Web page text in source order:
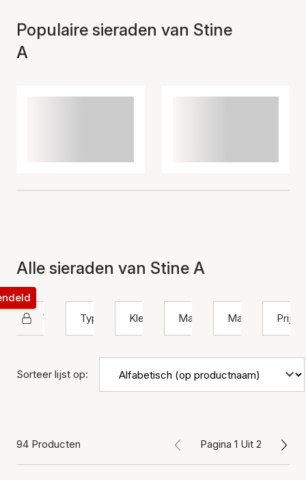
Populaire sieraden van Stine
A
Alle sieraden van Stine A
STINE A Jewelry
Type
Kleur Materiaal Maat Prijs
Sorteer lijst op:
94 Producten Pagina 1 Uit 2